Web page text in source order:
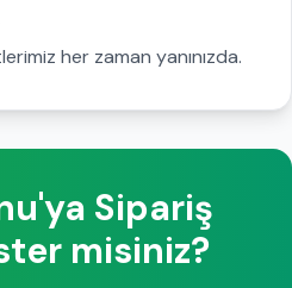
her zaman yanınızda.
Sipariş
misiniz?